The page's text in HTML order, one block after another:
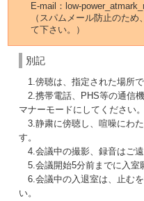
E-mail：low-
（スパムメール防止のた
て下さい。）
別記
1.傍聴は、指定された場所で
2.携帯電話、PHS等の通信
マナーモードにしてください。
3.静粛に傍聴し、喧噪にわ
す。
4.会議中の撮影、録音はご遠
5.会議開始5分前までに入室
6.会議中の入退室は、止む
い。